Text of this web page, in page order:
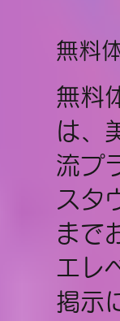
無料
は、
流プ
スタ
まで
エレ
掲示
無料